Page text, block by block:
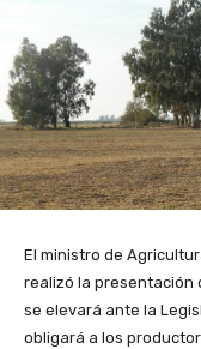
El ministro de
realizó la presentación
se elevará ante la
obligará a los